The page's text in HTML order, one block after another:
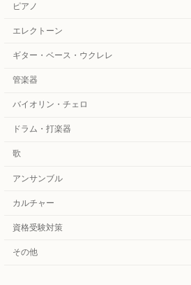
ピアノ
エレクトーン
ギター・ベース・ウクレレ
管楽器
バイオリン・チェロ
ドラム・打楽器
歌
アンサンブル
カルチャー
資格受験対策
その他